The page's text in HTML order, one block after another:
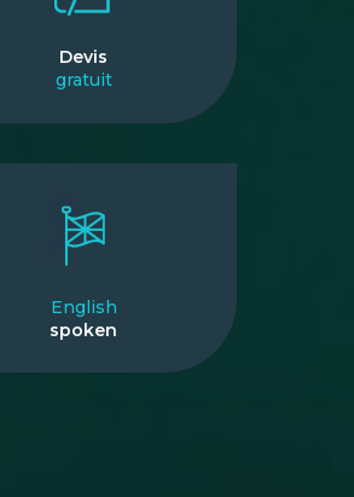
Devis
gratuit
English
spoken